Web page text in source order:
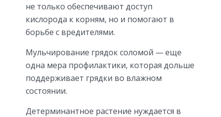
не только обеспечивают доступ
кислорода к корням, но и помогают в
борьбе с вредителями.
Мульчирование грядок соломой — еще
одна мера профилактики, которая дольше
поддерживает грядки во влажном
состоянии.
Детерминантное растение нуждается в